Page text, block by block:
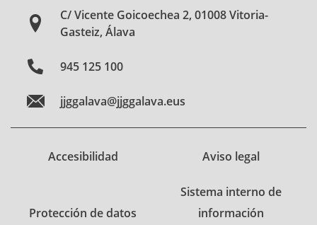
C/ Vicente Goicoechea 2, 01008 Vitoria-
Gasteiz, Álava
945 125 100
jjggalava@jjggalava.eus
Accesibilidad Aviso legal
Protección de datos
Sistema interno de
información